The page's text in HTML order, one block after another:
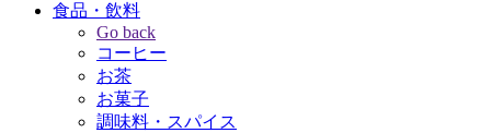
食品・飲料
Go back
コーヒー
お茶
お菓子
調味料・スパイス